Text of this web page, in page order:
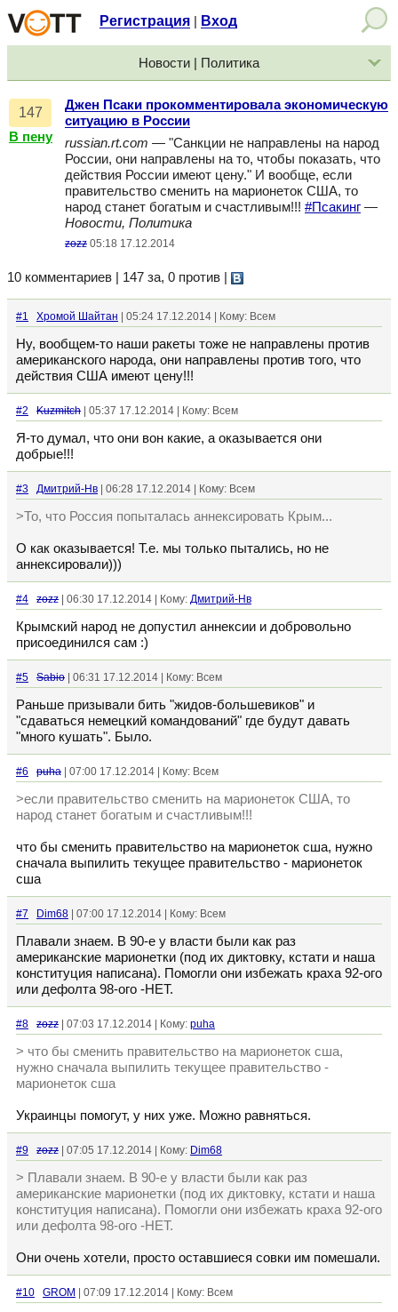
Регистрация Вход
Новости | Политика
147
В пену
Джен Псаки прокомментировала экономическую
ситуацию в России
russian.rt.com — "Санкции не направлены на народ
России, они направлены на то, чтобы показать, что
действия России имеют цену." И вообще, если
правительство сменить на марионеток США, то
народ станет богатым и счастливым!!! #Псакинг —
Новости, Политика
zozz 05:18 17.12.2014
10 комментариев | 147 за, 0 против
#1 Хромой Шайтан | 05:24 17.12.2014 | Кому: Всем
Ну, вообщем-то наши ракеты тоже не направлены против
американского народа, они направлены против того, что
действия США имеют цену!!!
#2 Kuzmitch | 05:37 17.12.2014 | Кому: Всем
Я-то думал, что они вон какие, а оказывается они
добрые!!!
#3 Дмитрий-Нв | 06:28 17.12.2014 | Кому: Всем
>То, что Россия попыталась аннексировать Крым...
О как оказывается! Т.е. мы только пытались, но не
аннексировали)))
#4 zozz | 06:30 17.12.2014 | Кому: Дмитрий-Нв
Крымский народ не допустил аннексии и добровольно
присоединился сам :)
#5 Sabio | 06:31 17.12.2014 | Кому: Всем
Раньше призывали бить "жидов-большевиков" и
"сдаваться немецкий командований" где будут давать
"много кушать". Было.
#6 puha | 07:00 17.12.2014 | Кому: Всем
>если правительство сменить на марионеток США, то
народ станет богатым и счастливым!!!
что бы сменить правительство на марионеток сша, нужно
сначала выпилить текущее правительство - марионеток
сша
#7 Dim68 | 07:00 17.12.2014 | Кому: Всем
Плавали знаем. В 90-е у власти были как раз
американские марионетки (под их диктовку, кстати и наша
конституция написана). Помогли они избежать краха 92-ого
или дефолта 98-ого -НЕТ.
#8 zozz | 07:03 17.12.2014 | Кому: puha
> что бы сменить правительство на марионеток сша,
нужно сначала выпилить текущее правительство -
марионеток сша
Украинцы помогут, у них уже. Можно равняться.
#9 zozz | 07:05 17.12.2014 | Кому: Dim68
> Плавали знаем. В 90-е у власти были как раз
американские марионетки (под их диктовку, кстати и наша
конституция написана). Помогли они избежать краха 92-ого
или дефолта 98-ого -НЕТ.
Они очень хотели, просто оставшиеся совки им помешали.
#10 GROM | 07:09 17.12.2014 | Кому: Всем